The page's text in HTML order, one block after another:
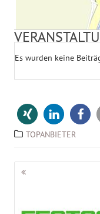
Es wurden keine
TOPANBIETER